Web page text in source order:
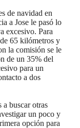
de navidad en
a Jose le pasó lo
excesivo. Para
65 kilómetros y
la comisión se le
de un 35% del
para un
a dos
a buscar otras
un poco y
opción para